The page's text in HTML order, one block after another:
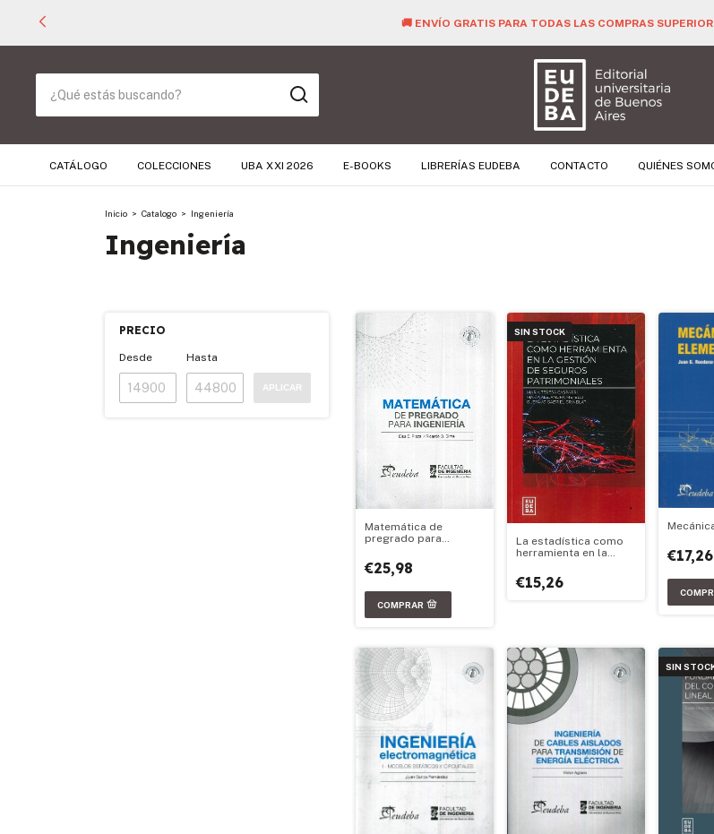
🚚 ENVÍO GRATIS PARA TODAS LAS COMPRAS
CATÁLOGO COLECCIONES UBA XXI 2026 E-BOOKS LIBRERÍAS EUDEBA CONTACTO QUIÉNES
Inicio > Catalogo > Ingeniería
Ingeniería
PRECIO
Desde Hasta
APLICAR
Matemática de
pregrado para
€25,98
SIN STOCK
La estadística como
herramienta en la
patrimoniales
€15,26
€17,26
SIN